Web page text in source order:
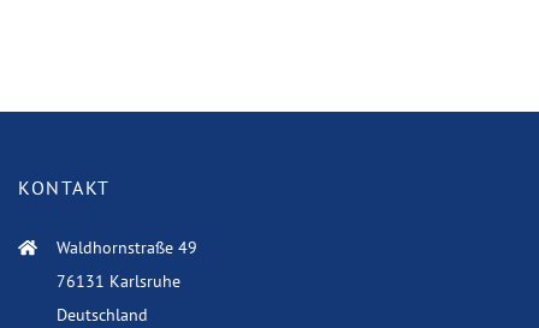
KONTAKT
Waldhornstraße 49
76131 Karlsruhe
Deutschland